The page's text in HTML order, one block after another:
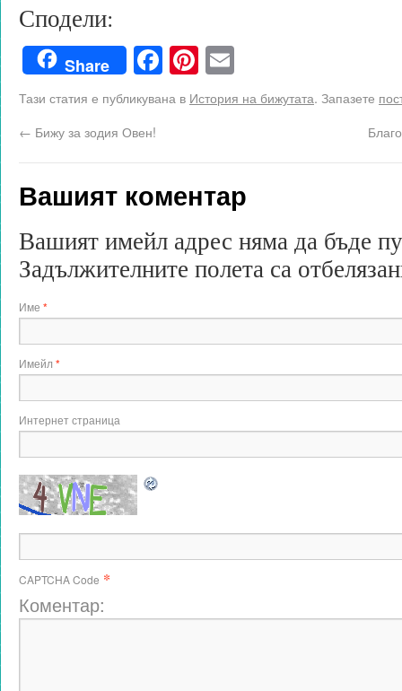
Сподели:
Share Facebook
Pinterest
Тази статия е публикувана в История на бижутата. Запазете
← Бижу за зодия Овен!
Вашият коментар
Вашият имейл адрес няма да бъде
Задължителните полета са
Име *
Имейл *
Интернет страница
CAPTCHA Code *
Коментар: